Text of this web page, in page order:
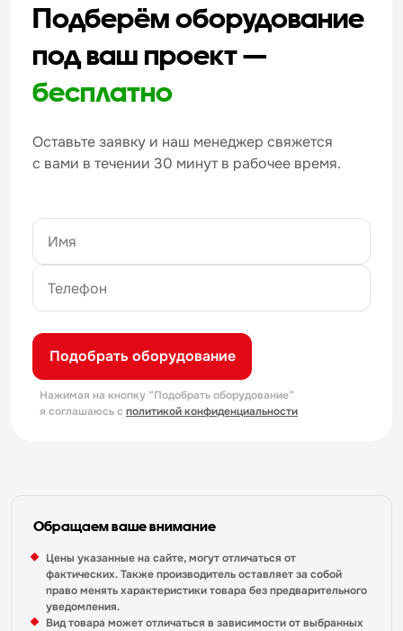
Подберём оборудование
под ваш проект —
бесплатно
Оставьте заявку и наш менеджер свяжется
с вами в течении 30 минут в рабочее время.
Подобрать оборудование
Нажимая на кнопку “Подобрать оборудование”
я соглашаюсь с политикой конфиденциальности
Обращаем ваше внимание
Цены указанные на сайте, могут отличаться от
фактических. Также производитель оставляет за собой
право менять характеристики товара без предварительного
уведомления.
Вид товара может отличаться в зависимости от выбранных